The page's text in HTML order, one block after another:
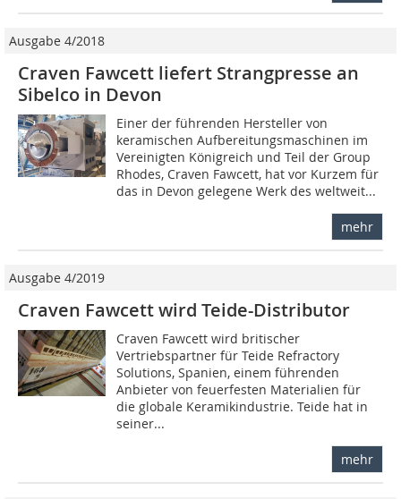
Ausgabe 4/2018
Craven Fawcett liefert Strangpresse an
Sibelco in Devon
Einer der führenden Hersteller von
keramischen Aufbereitungsmaschinen im
Vereinigten Königreich und Teil der Group
Rhodes, Craven Fawcett, hat vor Kurzem für
das in Devon gelegene Werk des weltweit...
mehr
Ausgabe 4/2019
Craven Fawcett wird Teide-Distributor
Craven Fawcett wird britischer
Vertriebspartner für Teide Refractory
Solutions, Spanien, einem führenden
Anbieter von feuerfesten Materialien für
die globale Keramikindustrie. Teide hat in
seiner...
mehr